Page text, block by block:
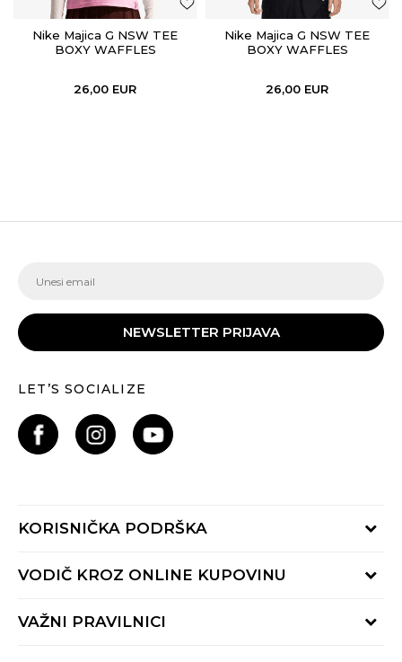
Nike Majica G NSW TEE
BOXY WAFFLES
26,00 EUR
Nike Majica G NSW TEE
BOXY WAFFLES
26,00 EUR
NEWSLETTER PRIJAVA
LET’S SOCIALIZE
KORISNIČKA PODRŠKA
Provjeri status porudžbine
Radno vrijeme 9-16h
VODIČ KROZ ONLINE KUPOVINU
Načini isporuke
VAŽNI PRAVILNICI